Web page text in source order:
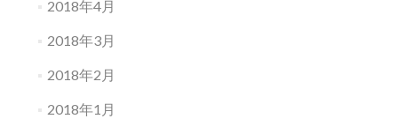
2018年4月
2018年3月
2018年2月
2018年1月